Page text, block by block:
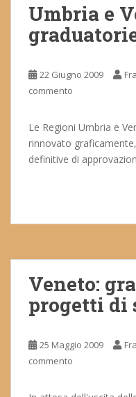
Umbria e
22 Giugno 2009
commento
Le Regioni Umbria e
rinnovato
definitive di
Veneto:
progetti di
25 Maggio 2009
commento